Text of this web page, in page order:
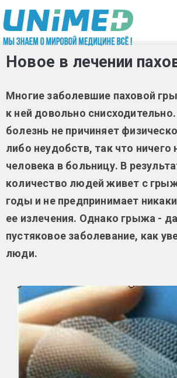
Перейти к основному содержанию
Новое в лечении
Многие заболевшие паховой
к ней довольно
болезнь не причиняет
либо неудобств, так что ничего
человека в больницу. В
количество людей живет с
годы и не предпринимает
ее излечения. Однако грыжа -
пустяковое заболевание, как
люди.